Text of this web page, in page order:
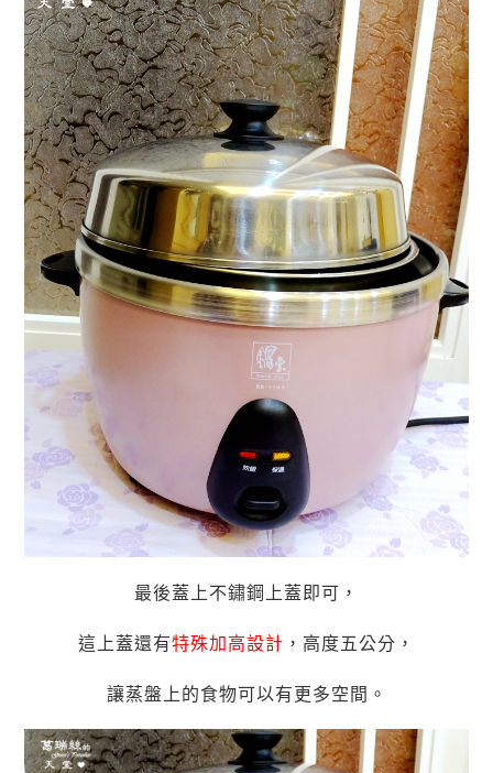
最後蓋上不鏽鋼上蓋即可，
這上蓋還有特殊加高設計 ，高度五公分，
讓蒸盤上的食物可以有更多空間。